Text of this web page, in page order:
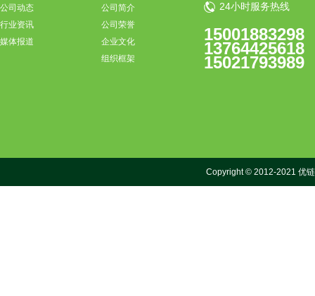
公司动态
行业资讯
媒体报道
公司简介
公司荣誉
企业文化
组织框架
24小时服务热线
15001883298
13764425618
15021793989
Copyright © 2012-2021 优